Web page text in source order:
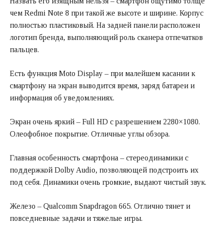
чем Redmi Note 8 при такой же высоте и ширине. Корпус
полностью пластиковый. На задней панели расположен
логотип бренда, выполняющий роль сканера отпечатков
пальцев.
Есть функция Moto Display – при малейшем касании к
смартфону на экран выводится время, заряд батареи и
информация об уведомлениях.
Экран очень яркий – Full HD с разрешением 2280×1080.
Олеофобное покрытие. Отличные углы обзора.
Главная особенность смартфона – стереодинамики с
поддержкой Dolby Audio, позволяющей подстроить их
под себя. Динамики очень громкие, выдают чистый звук.
Железо – Qualcomm Snapdragon 665. Отлично тянет и
повседневные задачи и тяжелые игры.